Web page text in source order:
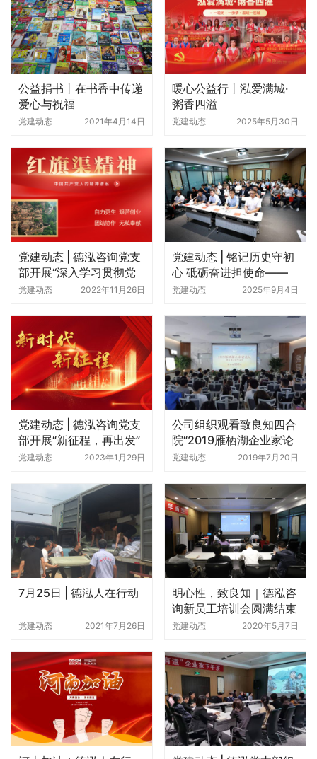
公益捐书丨在书香中传递
爱心与祝福
党建动态 2021年4月14日
暖心公益行丨泓爱满城·
粥香四溢
党建动态 2025年5月30日
党建动态 | 德泓咨询党支
部开展“深入学习贯彻党
的二十大精神和习近平总
神”专题组织生活会
党建动态 2022年11月26日
党建动态 | 铭记历史守初
心 砥砺奋进担使命——
德泓咨询组织观看九三大
党建动态 2025年9月4日
党建动态 | 德泓咨询党支
部开展“新征程，再出发”
一月主题党日活动
党建动态 2023年1月29日
公司组织观看致良知四合
院“2019雁栖湖企业家论
坛暨未来之星学习会倒计
党建动态 2019年7月20日
7月25日 | 德泓人在行动
党建动态 2021年7月26日
明心性，致良知｜德泓咨
询新员工培训会圆满结束
党建动态 2020年5月7日